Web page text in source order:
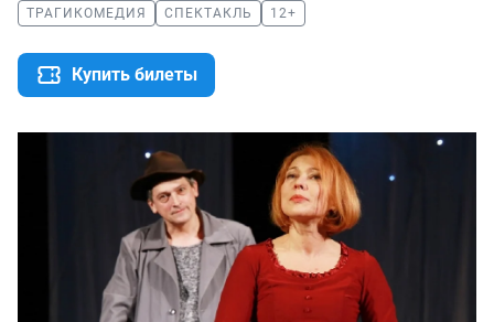
ТРАГИКОМЕДИЯ СПЕКТАКЛЬ 12+
Купить билеты